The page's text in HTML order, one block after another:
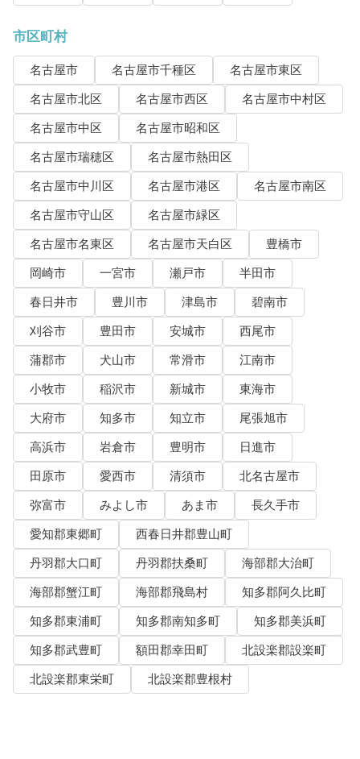
市区町村
名古屋市 名古屋市千種区
名古屋市東区
名古屋市北区
名古屋市西区
名古屋市中村区
名古屋市中区
名古屋市昭和区
名古屋市瑞穂区
名古屋市熱田区
名古屋市中川区
名古屋市港区
名古屋市南区
名古屋市守山区
名古屋市緑区
名古屋市名東区
名古屋市天白区
豊橋市
岡崎市
一宮市 瀬戸市
半田市
春日井市
豊川市 津島市
碧南市
刈谷市
豊田市 安城市
西尾市
蒲郡市
犬山市 常滑市
江南市
小牧市
稲沢市 新城市
東海市
大府市
知多市 知立市
尾張旭市
高浜市
岩倉市 豊明市
日進市
田原市
愛西市 清須市
北名古屋市
弥富市
みよし市 あま市
長久手市
愛知郡東郷町
西春日井郡豊山町
丹羽郡大口町
丹羽郡扶桑町
海部郡大治町
海部郡蟹江町
海部郡飛島村
知多郡阿久比町
知多郡東浦町
知多郡南知多町
知多郡美浜町
知多郡武豊町
額田郡幸田町
北設楽郡設楽町
北設楽郡東栄町
北設楽郡豊根村